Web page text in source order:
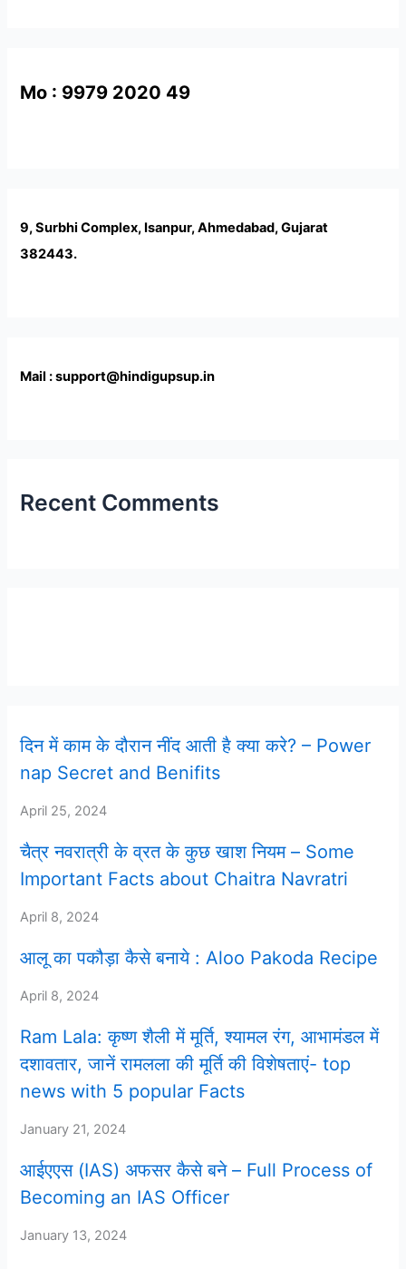
Mo : 9979 2020 49
9, Surbhi Complex, Isanpur, Ahmedabad, Gujarat
382443.
Mail : support@hindigupsup.in
Recent Comments
दिन में काम के दौरान नींद आती है क्या करे? – Power
nap Secret and Benifits
April 25, 2024
चैत्र नवरात्री के व्रत के कुछ खाश नियम – Some
Important Facts about Chaitra Navratri
April 8, 2024
आलू का पकौड़ा कैसे बनाये : Aloo Pakoda Recipe
April 8, 2024
Ram Lala: कृष्ण शैली में मूर्ति, श्यामल रंग, आभामंडल में
दशावतार, जानें रामलला की मूर्ति की विशेषताएं- top
news with 5 popular Facts
January 21, 2024
आईएएस (IAS) अफसर कैसे बने – Full Process of
Becoming an IAS Officer
January 13, 2024